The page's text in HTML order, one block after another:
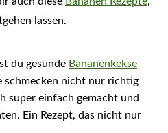
lassen.
du gesunde Bananenkekse
schmecken nicht nur richtig
super einfach gemacht und
Ein Rezept, das nicht nur